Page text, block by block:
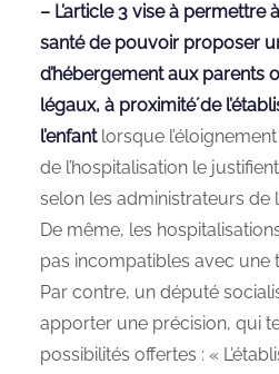
– L’article 3 vise à permettre
santé de pouvoir proposer
d’hébergement aux parents
légaux, à proximité́ de
l’enfantlorsque
de l’hospitalisation le
selon les administrateurs de
De même, les
pas incompatibles avec une
Par contre, un député
apporter une précision, qui
possibilités offertes : «